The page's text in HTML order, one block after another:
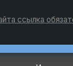
ссылка